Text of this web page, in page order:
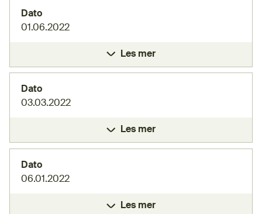
Dato
01.06.2022
Les mer
Dato
03.03.2022
Les mer
Dato
06.01.2022
Les mer